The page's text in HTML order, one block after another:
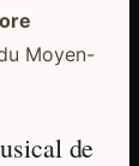
Moyen-
de